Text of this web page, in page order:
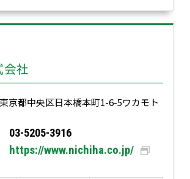
会社
京都中央区日本橋本町1-6-5ワカモト
03-5205-3916
https://www.nichiha.co.jp/